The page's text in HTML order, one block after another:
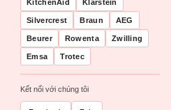
KitchenAid Klarstein
Silvercrest Braun AEG
Beurer Rowenta Zwilling
Emsa Trotec
Kết nối với chúng tôi